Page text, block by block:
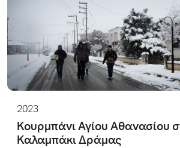
2023
Κουρμπάνι Αγίου Αθανασίου
Καλαμπάκι Δράμας